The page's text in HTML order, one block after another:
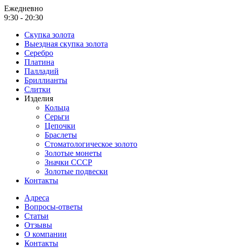
Ежедневно
9:30 - 20:30
Скупка золота
Выездная скупка золота
Серебро
Платина
Палладий
Бриллианты
Слитки
Изделия
Кольца
Серьги
Цепочки
Браслеты
Стоматологическое золото
Золотые монеты
Значки СССР
Золотые подвески
Контакты
Адреса
Вопросы-ответы
Статьи
Отзывы
О компании
Контакты